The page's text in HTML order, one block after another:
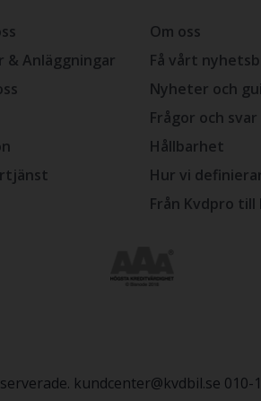
Anläggningar
Om oss
Få vårt
Nyheter och
Frågor och svar
Hållbarhet
Hur vi
Från Kvdpro till
kundcenter@kvdbil.se 010-